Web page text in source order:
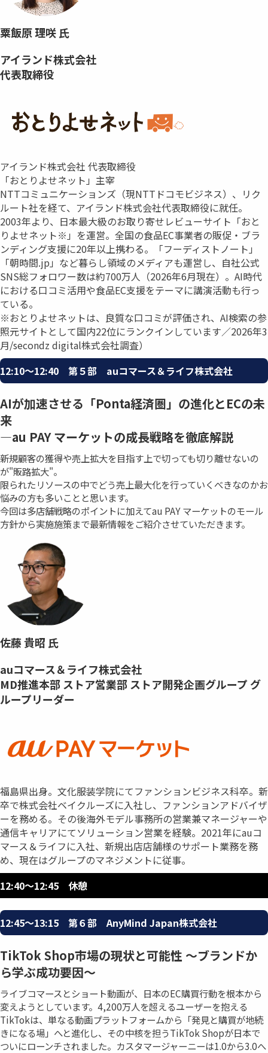
粟飯原 理咲 氏
アイランド株式会社
代表取締役
アイランド株式会社 代表取締役
「おとりよせネット」主宰
NTTコミュニケーションズ（現NTTドコモビジネス）、リク
ルート社を経て、アイランド株式会社代表取締役に就任。
2003年より、日本最大級のお取り寄せレビューサイト「おと
りよせネット※」を運営。全国の食品EC事業者の販促・ブラ
ンディング支援に20年以上携わる。「フーディストノート」
「朝時間.jp」など暮らし領域のメディアも運営し、自社公式
SNS総フォロワー数は約700万人（2026年6月現在）。AI時代
における口コミ活用や食品EC支援をテーマに講演活動も行っ
ている。
※おとりよせネットは、良質な口コミが評価され、AI検索の参
照元サイトとして国内22位にランクインしています／2026年3
月/secondz digital株式会社調査）
12:10〜12:40 第５部 auコマース＆ライフ株式会社
AIが加速させる「Ponta経済圏」の進化とECの未
来
―au PAY マーケットの成⻑戦略を徹底解説
新規顧客の獲得や売上拡大を目指す上で切っても切り離せないの
が"販路拡大"。
限られたリソースの中でどう売上最大化を行っていくべきなのかお
悩みの方も多いことと思います。
今回は多店舗戦略のポイントに加えてau PAY マーケットのモール
方針から実施施策まで最新情報をご紹介させていただきます。
佐藤 貴昭 氏
auコマース＆ライフ株式会社
MD推進本部 ストア営業部 ストア開発企画グループ グ
ループリーダー
福島県出身。文化服装学院にてファンションビジネス科卒。新
卒で株式会社ベイクルーズに入社し、ファンションアドバイザ
ーを務める。その後海外モデル事務所の営業兼マネージャーや
通信キャリアにてソリューション営業を経験。2021年にauコ
マース＆ライフに入社、新規出店店舗様のサポート業務を務
め、現在はグループのマネジメントに従事。
12:40〜12:45 休憩
12:45〜13:15 第６部 AnyMind Japan株式会社
TikTok Shop市場の現状と可能性 〜ブランドか
ら学ぶ成功要因〜
ライブコマースとショート動画が、日本のEC購買行動を根本から
変えようとしています。4,200万人を超えるユーザーを抱える
TikTokは、単なる動画プラットフォームから「発見と購買が地続
きになる場」へと進化し、その中核を担うTikTok Shopが日本で
ついにローンチされました。カスタマージャーニーは1.0から3.0へ